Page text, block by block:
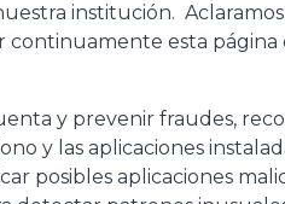
institución.
continuamente esta
y prevenir fraudes,
y las aplicaciones
posibles aplicaciones